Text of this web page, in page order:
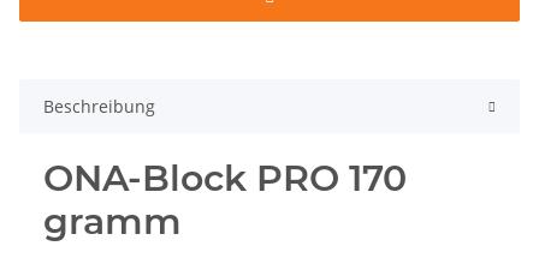
Beschreibung
ONA-Block PRO 170
gramm